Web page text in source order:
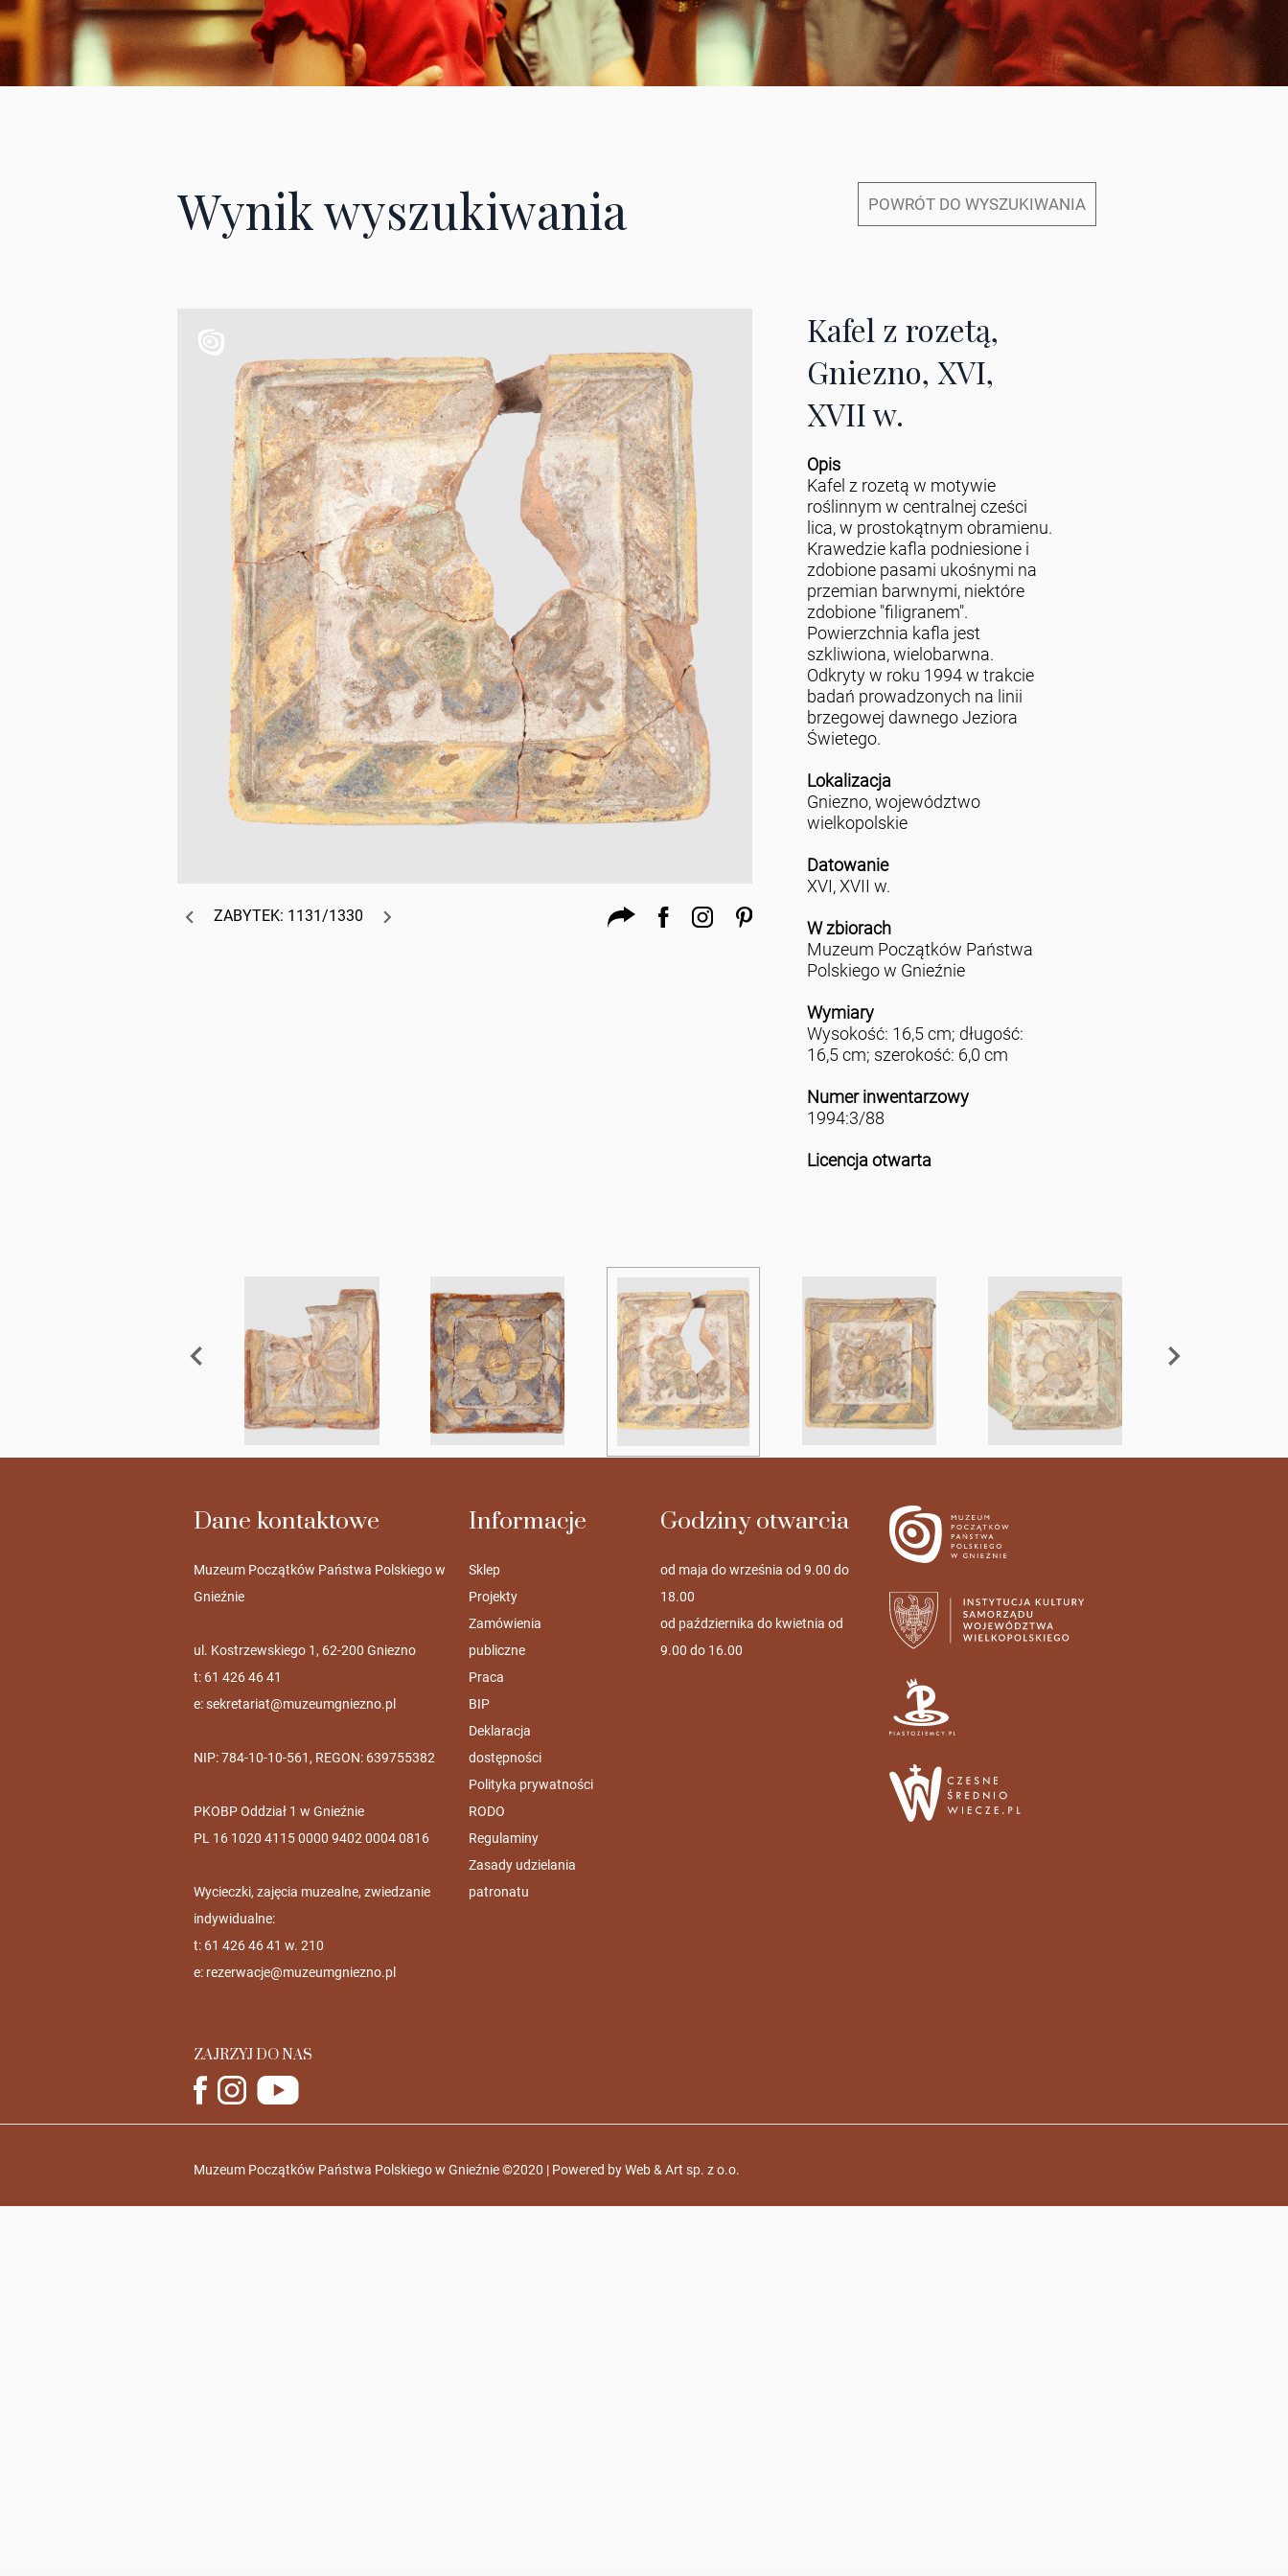
Wynik wyszukiwania POWRÓT DO WYSZUKIWANIA
ZABYTEK: 1131/1330
Kafel z rozetą,
Gniezno, XVI,
XVII w.
Opis
Kafel z rozetą w motywie
roślinnym w centralnej cześci
lica, w prostokątnym obramienu.
Krawedzie kafla podniesione i
zdobione pasami ukośnymi na
przemian barwnymi, niektóre
zdobione "filigranem".
Powierzchnia kafla jest
szkliwiona, wielobarwna.
Odkryty w roku 1994 w trakcie
badań prowadzonych na linii
brzegowej dawnego Jeziora
Świetego.
Lokalizacja
Gniezno, województwo
wielkopolskie
Datowanie
XVI, XVII w.
W zbiorach
Muzeum Początków Państwa
Polskiego w Gnieźnie
Wymiary
Wysokość: 16,5 cm; długość:
16,5 cm; szerokość: 6,0 cm
Numer inwentarzowy
1994:3/88
Licencja otwarta
Dane kontaktowe
Muzeum Początków Państwa Polskiego w
Gnieźnie
ul. Kostrzewskiego 1, 62-200 Gniezno
t: 61 426 46 41
e:sekretariat@muzeumgniezno.pl
NIP: 784-10-10-561, REGON: 639755382
PKOBP Oddział 1 w Gnieźnie
PL 16 1020 4115 0000 9402 0004 0816
Wycieczki, zajęcia muzealne, zwiedzanie
indywidualne:
t: 61 426 46 41 w. 210
e: rezerwacje@muzeumgniezno.pl
ZAJRZYJ DO NAS
Informacje
Sklep
Projekty
Zamówienia
publiczne
Praca
BIP
Deklaracja
dostępności
Polityka prywatności
RODO
Regulaminy
Zasady udzielania
patronatu
Godziny otwarcia
od maja do września od 9.00 do
18.00
od października do kwietnia od
9.00 do 16.00
Muzeum Początków Państwa Polskiego w Gnieźnie ©2020 | Powered byWeb & Art sp. z o.o.